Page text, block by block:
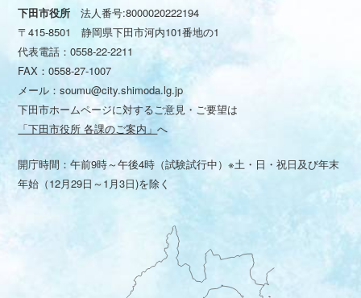
下田市役所 法人番号:8000020222194
〒415-8501 静岡県下田市河内101番地の1
代表電話：0558-22-2211
FAX：0558-27-1007
メール：soumu@city.shimoda.lg.jp
下田市ホームページに対するご意見・ご要望は
「下田市役所 各課のご案内」へ
開庁時間：午前9時～午後4時（試験試行中）※土・日・祝日及び年末
年始（12月29日～1月3日)を除く